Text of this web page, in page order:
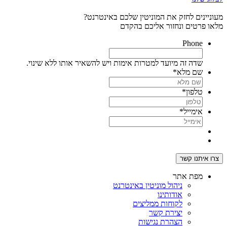
מעוניינים לחזק את המוניטין שלכם באינטרנט?
מלאו פרטים ונחזור אליכם בהקדם
Phone
שדה זה מיועד למטרות אימות ויש להשאיר אותו ללא שינוי.
שם מלא*
טלפון*
אימייל*
מפת אתר
ניהול מוניטין באינטרנט
אודותינו
לקוחות ממליצים
יצירת קשר
הצהרת נגישות